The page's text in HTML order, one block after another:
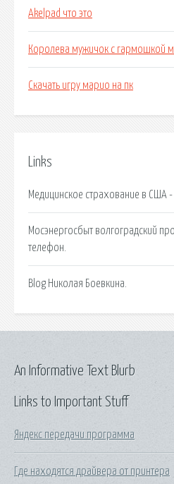
Akelpad что это
Королева мужичок с гармошкой
Скачать игру марио на пк
Links
Медицинское страхование в США
Мосэнергосбыт волгоградский
телефон.
Blog Николая Боевкина.
Links to Important Stuff
Яндекс передачи программа
Где находятся драйвера от принтера
An Informative Text Blurb